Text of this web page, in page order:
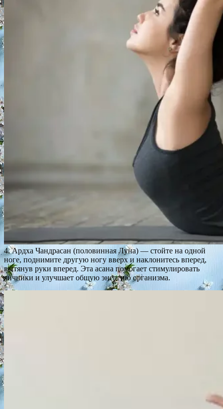
4. Ардха Чандрасан (половинная Луна) — стойте на одной
ноге, поднимите другую ногу вверх и наклонитесь вперед,
вытянув руки вперед. Эта асана помогает стимулировать
яичники и улучшает общую энергию организма.